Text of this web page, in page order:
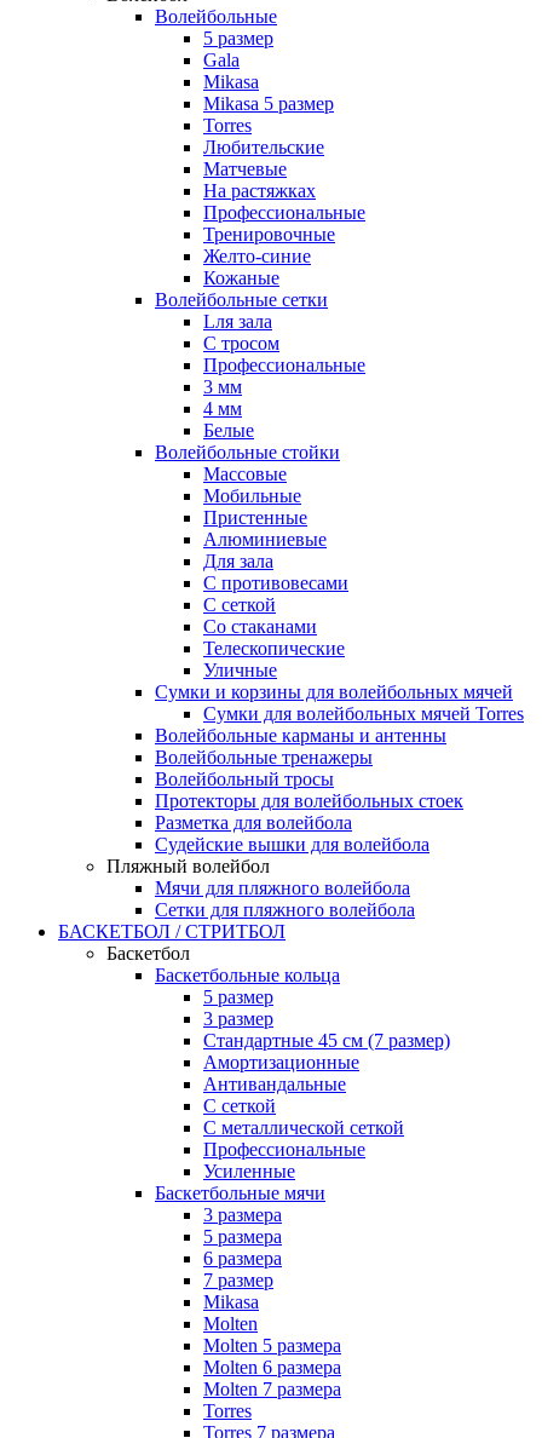
Волейбольные
5 размер
Gala
Mikasa
Mikasa 5 размер
Torres
Любительские
Матчевые
На растяжках
Профессиональные
Тренировочные
Желто-синие
Кожаные
Волейбольные сетки
Lля зала
C тросом
Профессиональные
3 мм
4 мм
Белые
Волейбольные стойки
Массовые
Мобильные
Пристенные
Алюминиевые
Для зала
С противовесами
С сеткой
Со стаканами
Телескопические
Уличные
Сумки и корзины для волейбольных мячей
Сумки для волейбольных мячей Torres
Волейбольные карманы и антенны
Волейбольные тренажеры
Волейбольный тросы
Протекторы для волейбольных стоек
Разметка для волейбола
Судейские вышки для волейбола
Пляжный волейбол
Мячи для пляжного волейбола
Сетки для пляжного волейбола
БАСКЕТБОЛ / СТРИТБОЛ
Баскетбол
Баскетбольные кольца
5 размер
3 размер
Стандартные 45 см (7 размер)
Амортизационные
Антивандальные
С сеткой
С металлической сеткой
Профессиональные
Усиленные
Баскетбольные мячи
3 размера
5 размера
6 размера
7 размер
Mikasa
Molten
Molten 5 размера
Molten 6 размера
Molten 7 размера
Torres
Torres 7 размера